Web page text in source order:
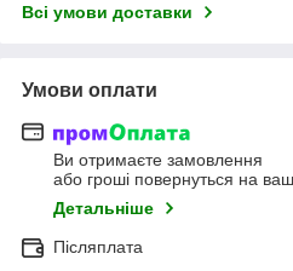
Всі умови доставки
Умови оплати
Ви отримаєте замовлення
або гроші повернуться на
Детальніше
Післяплата